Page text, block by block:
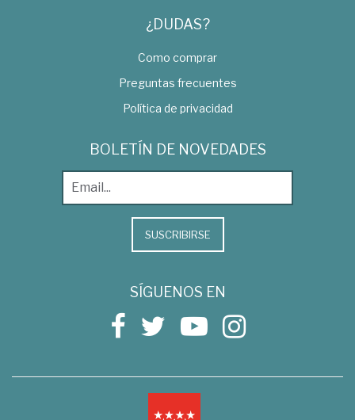
¿DUDAS?
Como comprar
Preguntas frecuentes
Política de privacidad
BOLETÍN DE NOVEDADES
SUSCRIBIRSE
SÍGUENOS EN